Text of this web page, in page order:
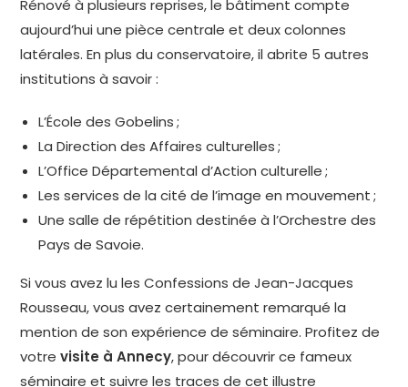
Rénové à plusieurs reprises, le bâtiment compte
aujourd’hui une pièce centrale et deux colonnes
latérales. En plus du conservatoire, il abrite 5 autres
institutions à savoir :
L’École des Gobelins ;
La Direction des Affaires culturelles ;
L’Office Départemental d’Action culturelle ;
Les services de la cité de l’image en mouvement ;
Une salle de répétition destinée à l’Orchestre des
Pays de Savoie.
Si vous avez lu les Confessions de Jean-Jacques
Rousseau, vous avez certainement remarqué la
mention de son expérience de séminaire. Profitez de
votre visite à Annecy, pour découvrir ce fameux
séminaire et suivre les traces de cet illustre